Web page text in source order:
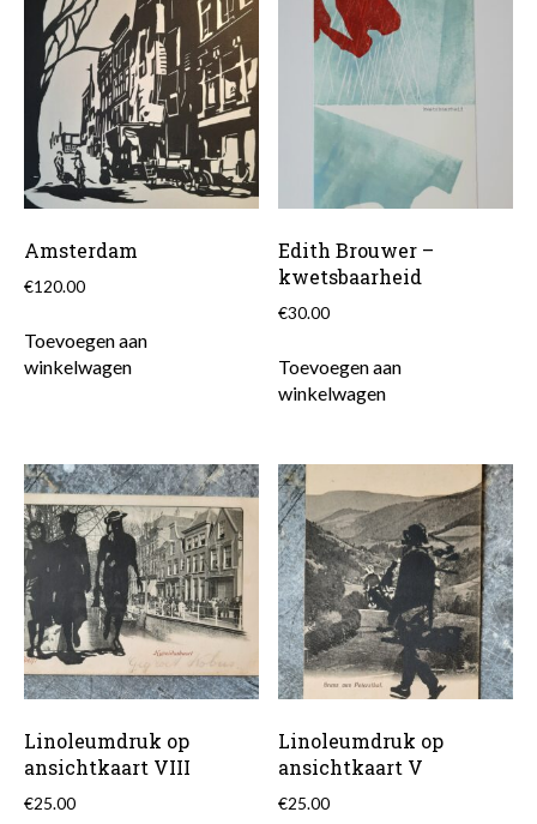
Amsterdam
€120.00
Toevoegen aan
winkelwagen
Edith Brouwer –
kwetsbaarheid
€30.00
Toevoegen aan
winkelwagen
Linoleumdruk op
ansichtkaart VIII
€25.00
Linoleumdruk op
ansichtkaart V
€25.00